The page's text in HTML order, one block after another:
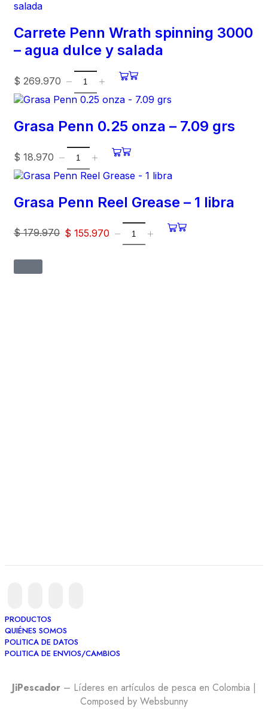
Carrete Penn Wrath spinning 3000
– agua dulce y salada
$ 269.970
Grasa Penn 0.25 onza – 7.09 grs
$ 18.970
Grasa Penn Reel Grease – 1 libra
$179.970 $ 155.970
PRODUCTOS
QUIÉNES SOMOS
POLITICA DE DATOS
POLITICA DE ENVIOS/CAMBIOS
JiPescador – Líderes en artículos de pesca en Colombia |
Composed by Websbunny